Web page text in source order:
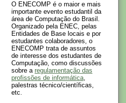
O ENECOMP é o maior e mais
importante evento estudantil da
área de Computação do Brasil.
Organizado pela ENEC, pelas
Entidades de Base locais e por
estudantes colaboradores, o
ENECOMP trata de assuntos
de interesse dos estudantes de
Computação, como discussões
sobre a regulamentação das
profissões de informática,
palestras técnico/científicas,
etc.